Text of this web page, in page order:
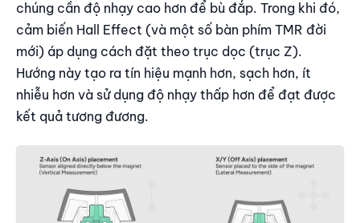
chúng cần độ nhạy cao hơn để bù đắp. Trong khi đó,
cảm biến Hall Effect (và một số bàn phím TMR đời
mới) áp dụng cách đặt theo trục dọc (trục Z).
Hướng này tạo ra tín hiệu mạnh hơn, sạch hơn, ít
nhiễu hơn và sử dụng độ nhạy thấp hơn để đạt được
kết quả tương đương.